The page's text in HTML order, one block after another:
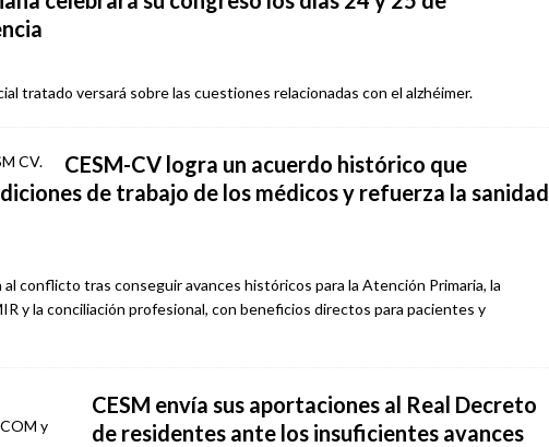
tratado versará sobre las cuestiones relacionadas con el alzhéimer.
CESM-CV logra un acuerdo histórico que
de trabajo de los médicos y refuerza la sanidad
conflicto tras conseguir avances históricos para la Atención Primaria, la
y la conciliación profesional, con beneficios directos para pacientes y
CESM envía sus aportaciones al Real Decreto
de residentes ante los insuficientes avances